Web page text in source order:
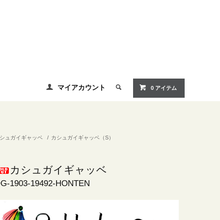
マイアカウント 0 アイテム
ュガイギャッベ / カシュガイギャッベ（S）
カシュガイギャッベ
1903-19492-HONTEN